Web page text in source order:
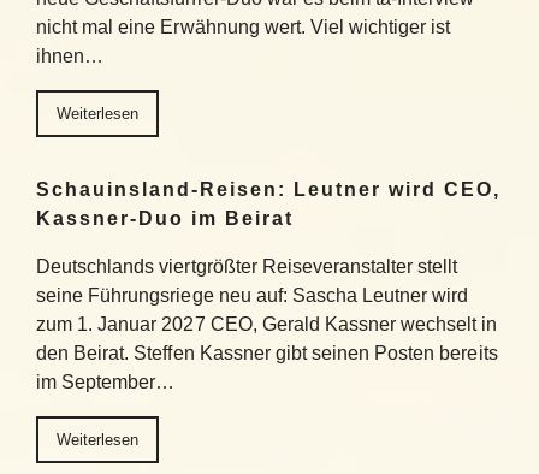
nicht mal eine Erwähnung wert. Viel wichtiger ist
ihnen…
Weiterlesen
Schauinsland-Reisen: Leutner wird CEO,
Kassner-Duo im Beirat
Deutschlands viertgrößter Reiseveranstalter stellt
seine Führungsriege neu auf: Sascha Leutner wird
zum 1. Januar 2027 CEO, Gerald Kassner wechselt in
den Beirat. Steffen Kassner gibt seinen Posten bereits
im September…
Weiterlesen